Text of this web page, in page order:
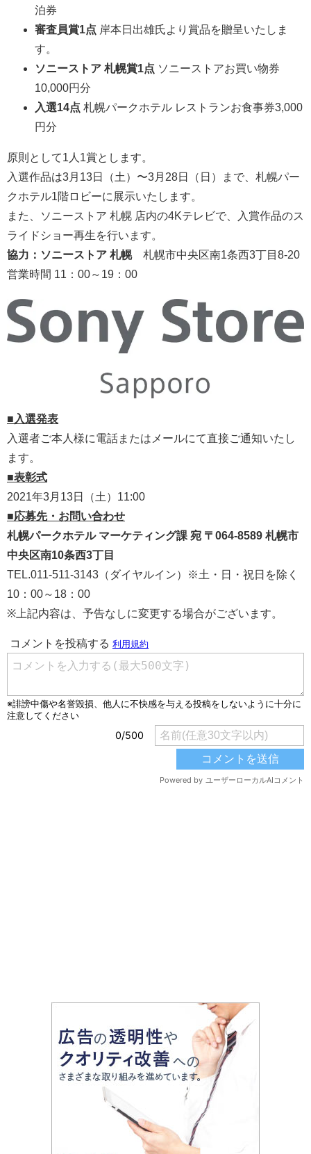
泊券
審査員賞1点 岸本日出雄氏より賞品を贈呈いたしま
す。
ソニーストア 札幌賞1点 ソニーストアお買い物券
10,000円分
入選14点 札幌パークホテル レストランお食事券3,000
円分
原則として1人1賞とします。
入選作品は3月13日（土）〜3月28日（日）まで、札幌パー
クホテル1階ロビーに展示いたします。
また、ソニーストア 札幌 店内の4Kテレビで、入賞作品のス
ライドショー再生を行います。
協力：ソニーストア 札幌札幌市中央区南1条西3丁目8-20
営業時間 11：00～19：00
■入選発表
入選者ご本人様に電話またはメールにて直接ご通知いたし
ます。
■表彰式
2021年3月13日（土）11:00
■応募先・お問い合わせ
札幌パークホテル マーケティング課 宛 〒064-8589 札幌市
中央区南10条西3丁目
TEL.011-511-3143（ダイヤルイン）※土・日・祝日を除く
10：00～18：00
※上記内容は、予告なしに変更する場合がございます。